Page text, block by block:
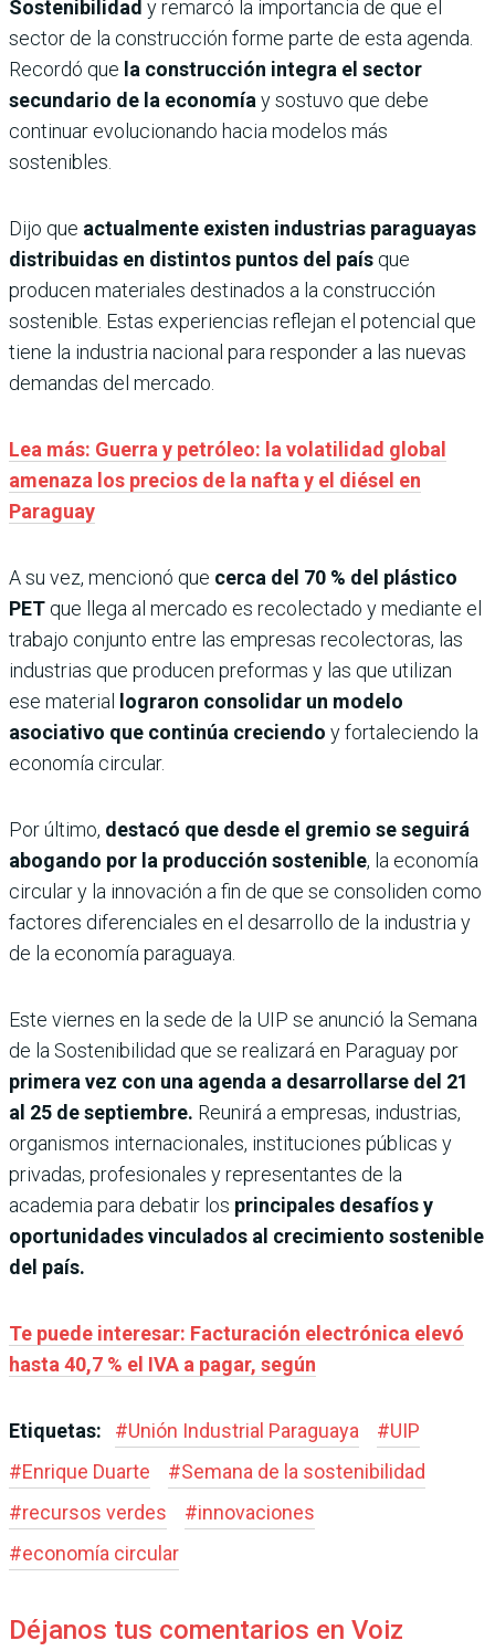
Sostenibilidad y remarcó la importancia de que el
sector de la construcción forme parte de esta agenda.
Recordó que la construcción integra el sector
secundario de la economía y sostuvo que debe
continuar evolucionando hacia modelos más
sostenibles.
Dijo que actualmente existen industrias paraguayas
distribuidas en distintos puntos del país que
producen materiales destinados a la construcción
sostenible. Estas experiencias reflejan el potencial que
tiene la industria nacional para responder a las nuevas
demandas del mercado.
Lea más: Guerra y petróleo: la volatilidad global
amenaza los precios de la nafta y el diésel en
Paraguay
A su vez, mencionó que cerca del 70 % del plástico
PET que llega al mercado es recolectado y mediante el
trabajo conjunto entre las empresas recolectoras, las
industrias que producen preformas y las que utilizan
ese material
lograron consolidar un modelo
asociativo que continúa creciendo y fortaleciendo la
economía circular.
Por último, destacó que desde el gremio se seguirá
abogando por la producción sostenible, la economía
circular y la innovación a fin de que se consoliden como
factores diferenciales en el desarrollo de la industria y
de la economía paraguaya.
Este viernes en la sede de la UIP se anunció la Semana
de la Sostenibilidad que se realizará en Paraguay por
primera vez con una agenda a desarrollarse del 21
al 25 de septiembre. Reunirá a empresas, industrias,
organismos internacionales, instituciones públicas y
privadas, profesionales y representantes de la
academia para debatir los principales desafíos y
oportunidades vinculados al crecimiento sostenible
del país.
Te puede interesar: Facturación electrónica elevó
hasta 40,7 % el IVA a pagar, según
Etiquetas: #Unión Industrial Paraguaya #UIP
#Enrique Duarte #Semana de la sostenibilidad
#recursos verdes #innovaciones
#economía circular
Déjanos tus comentarios en Voiz